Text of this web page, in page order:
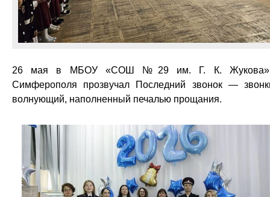
26 мая в МБОУ «СОШ №29 им. Г. К. Жукова»
Симферополя прозвучал Последний звонок —
волнующий, наполненный печалью прощания.